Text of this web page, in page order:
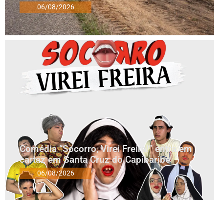
06/08/2026
Comédia “Socorro, Virei Freira!” entra em
cartaz em Santa Cruz do Capibaribe
06/08/2026